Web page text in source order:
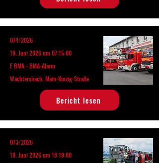
074/2026
19. Juni 2026 um 07:15:00
F BMA - BMA-Alarm
Wächtersbach, Main-Kinzig-Straße
Bericht lesen
073/2026
18. Juni 2026 um 18:19:00